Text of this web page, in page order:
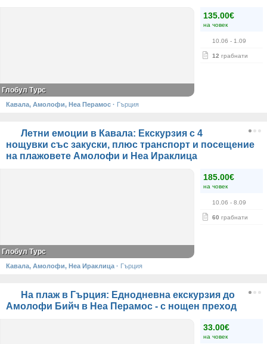
135.00€
на човек
10.06 - 1.09
12 грабнати
Глобул Турс
Кавала, Амолофи, Неа Перамос · Гърция
Летни емоции в Кавала: Екскурзия с 4
нощувки със закуски, плюс транспорт и посещение
на плажовете Амолофи и Неа Ираклица
185.00€
на човек
10.06 - 8.09
60 грабнати
Глобул Турс
Кавала, Амолофи, Неа Ираклица · Гърция
На плаж в Гърция: Еднодневна екскурзия до
Амолофи Бийч в Неа Перамос - с нощен преход
33.00€
на човек